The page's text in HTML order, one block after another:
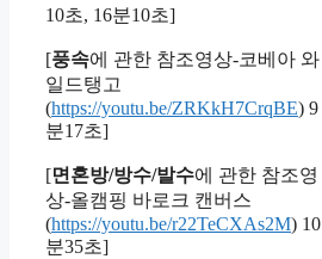
10초, 16분10초]
[풍속에 관한 참조영상-코베아 와
일드탱고
(https://youtu.be/ZRKkH7CrqBE) 9
분17초]
[면혼방/방수/발수에 관한 참조영
상-올캠핑 바로크 캔버스
(https://youtu.be/r22TeCXAs2M) 10
분35초]